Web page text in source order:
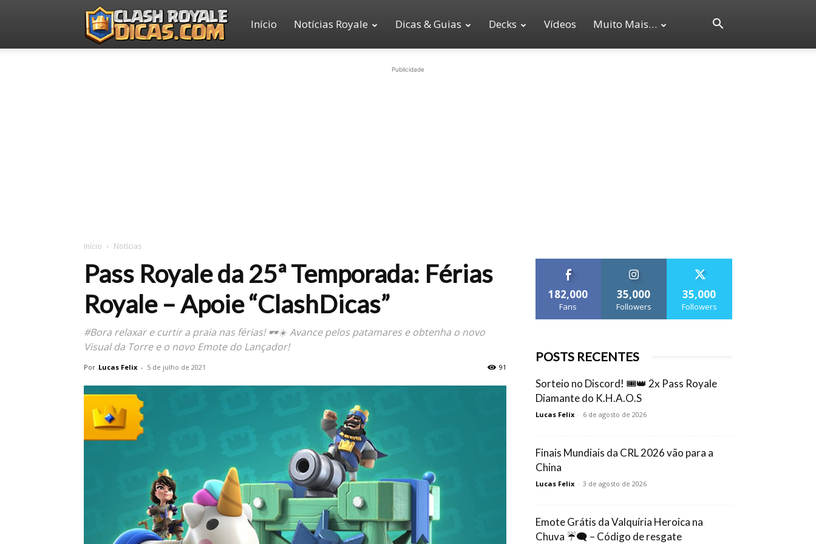
Clash
Início Notícias Royale Dicas & Guias Decks Vídeos Muito Mais…
Publicidade
Início Notícias
Pass Royale da 25ª Temporada: Férias
Royale – Apoie “ClashDicas”
#Bora relaxar e curtir a praia nas férias! 🕶️☀️ Avance pelos patamares e obtenha o novo
Visual da Torre e o novo Emote do Lançador!
Por Lucas Felix - 5 de julho de 2021 91
182,000
Fans
35,000
Followers
35,000
Followers
POSTS RECENTES
Sorteio no Discord! 🎟️👑 2x Pass Royale
Diamante do K.H.A.O.S
Lucas Felix - 6 de agosto de 2026
Finais Mundiais da CRL 2026 vão para a
China
Lucas Felix - 3 de agosto de 2026
Emote Grátis da Valquíria Heroica na
Chuva ☔🗨️ – Código de resgate